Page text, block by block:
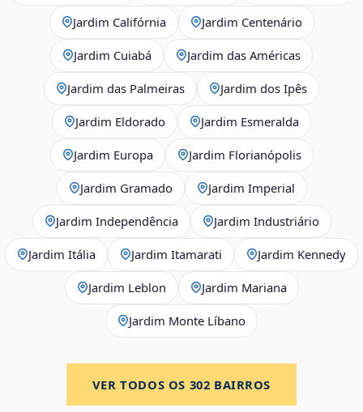
Jardim Califórnia Jardim Centenário
Jardim Cuiabá Jardim das Américas
Jardim das Palmeiras Jardim dos Ipês
Jardim Eldorado Jardim Esmeralda
Jardim Europa Jardim Florianópolis
Jardim Gramado Jardim Imperial
Jardim Independência Jardim Industriário
Jardim Itália Jardim Itamarati Jardim Kennedy
Jardim Leblon Jardim Mariana
Jardim Monte Líbano
VER TODOS OS 302 BAIRROS